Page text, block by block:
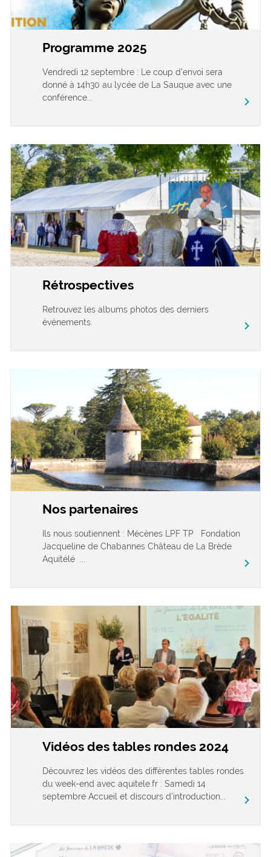
Programme 2025
Vendredi 12 septembre : Le coup d’envoi sera
donné à 14h30 au lycée de La Sauque avec une
conférence...
chevron_right
Rétrospectives
Retrouvez les albums photos des derniers
événements.
chevron_right
Nos partenaires
Ils nous soutiennent : Mécènes LPF TP Fondation
Jacqueline de Chabannes Château de La Brède
Aquitélé ...
chevron_right
Vidéos des tables rondes 2024
Découvrez les vidéos des différentes tables rondes
du week-end avec aquitele.fr : Samedi 14
septembre Accueil et discours d’introduction...
chevron_right